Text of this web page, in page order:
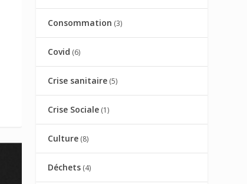
Consommation (3)
Covid (6)
Crise sanitaire (5)
Crise Sociale (1)
Culture (8)
Déchets (4)